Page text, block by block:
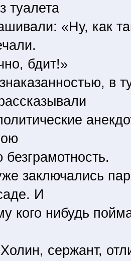
туалета
«Ну, как
бдит!»
в
заключались
И
кого нибудь
сержант,